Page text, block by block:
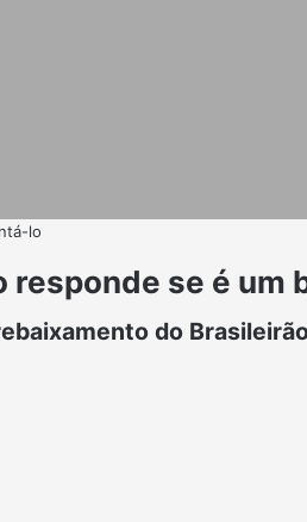
lo
responde se é um
do